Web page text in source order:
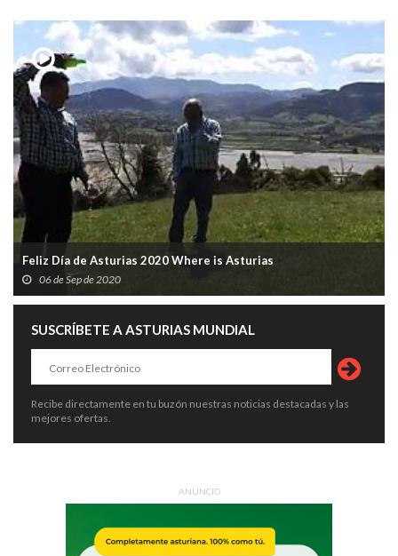
Feliz Día de Asturias 2020 Where is Asturias
06 de Sep de 2020
SUSCRÍBETE A ASTURIAS MUNDIAL
Recibe directamente en tu buzón nuestras noticias destacadas y las
mejores ofertas.
ANUNCIO